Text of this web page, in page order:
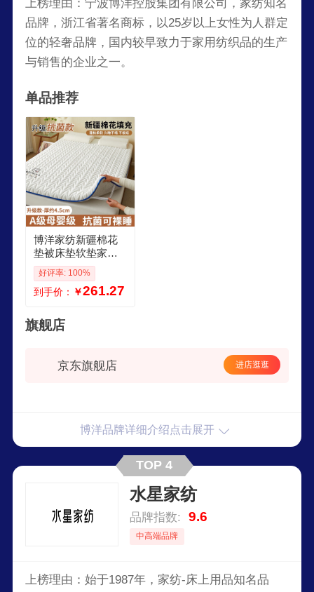
上榜理由：宁波博洋控股集团有限公司，家纺知名
品牌，浙江省著名商标，以25岁以上女性为人群定
位的轻奢品牌，国内较早致力于家用纺织品的生产
与销售的企业之一。
单品推荐
博洋家纺新疆棉花
垫被床垫软垫家用
褥子学生宿舍单人
床铺棉絮垫子 升级
棉花白A类防螨面料
床90x190cm防螨塌
陷
好评率: 100%
到手价： ￥261.27
旗舰店
京东旗舰店 进店逛逛
博洋品牌详细介绍点击展开
TOP 4
水星家纺
品牌指数: 9.6
中高端品牌
上榜理由：始于1987年，家纺-床上用品知名品